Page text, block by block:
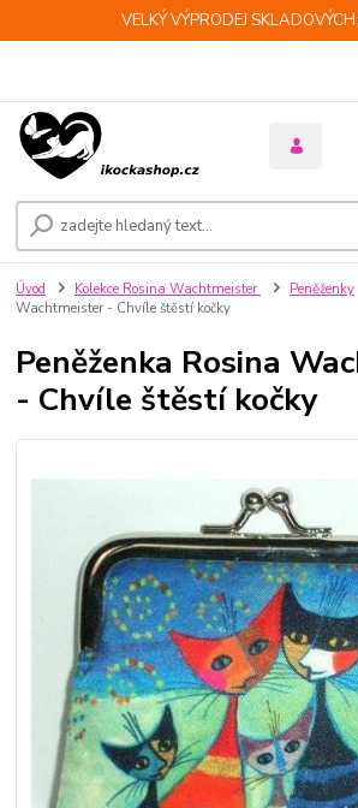
VELKÝ VÝPRODEJ
Úvod Kolekce Rosina Wachtmeister Peněženky
Wachtmeister - Chvíle štěstí kočky
Peněženka Rosina
- Chvíle štěstí kočky